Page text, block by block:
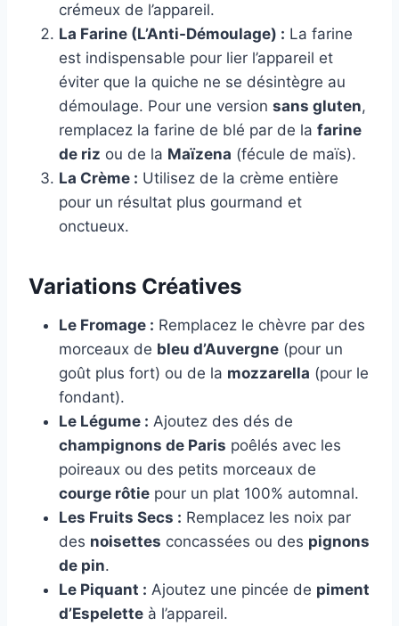
crémeux de l’appareil.
La Farine (L’Anti-Démoulage) : La farine
est indispensable pour lier l’appareil et
éviter que la quiche ne se désintègre au
démoulage. Pour une version sans gluten,
remplacez la farine de blé par de la farine
de riz ou de la Maïzena (fécule de maïs).
La Crème : Utilisez de la crème entière
pour un résultat plus gourmand et
onctueux.
Variations Créatives
Le Fromage : Remplacez le chèvre par des
morceaux de bleu d’Auvergne (pour un
goût plus fort) ou de la mozzarella (pour le
fondant).
Le Légume : Ajoutez des dés de
champignons de Paris poêlés avec les
poireaux ou des petits morceaux de
courge rôtie pour un plat 100% automnal.
Les Fruits Secs : Remplacez les noix par
des noisettes concassées ou des pignons
de pin.
Le Piquant : Ajoutez une pincée de piment
d’Espelette à l’appareil.